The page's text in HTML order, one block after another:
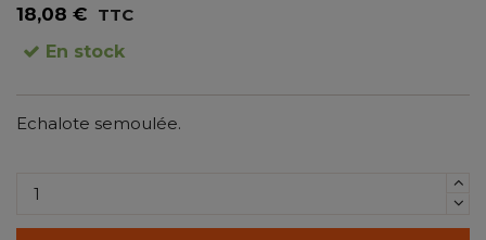
18,08 € TTC
En stock
Echalote semoulée.